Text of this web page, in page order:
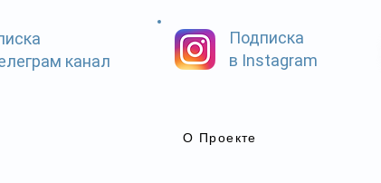
канал
Подписка
в Instagram
О Проекте